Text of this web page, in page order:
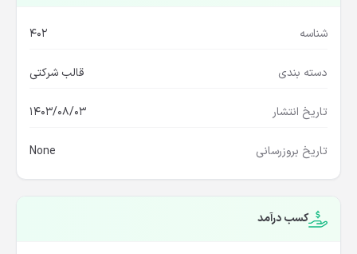
شناسه 402
دسته بندی قالب شرکتی
تاریخ انتشار 1403/08/03
تاریخ بروزرسانی None
کسب درآمد